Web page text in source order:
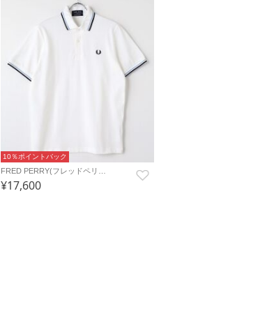
10％ポイントバック
FRED PERRY(フレッドペリ…
¥17,600